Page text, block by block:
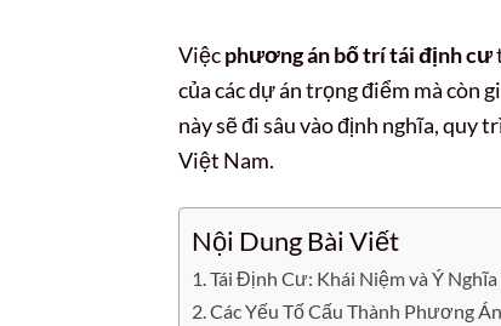
Việcphương án bố trí tái định cư
của các dự án trọng điểm mà còn
này sẽ đi sâu vào định nghĩa, quy
Việt Nam.
Nội Dung Bài Viết
Tái Định Cư: Khái Niệm và Ý
Các Yếu Tố Cấu Thành Phương